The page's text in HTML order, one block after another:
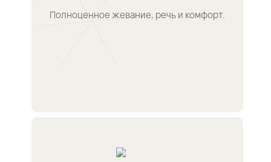
Полноценное жевание, речь и комфорт.